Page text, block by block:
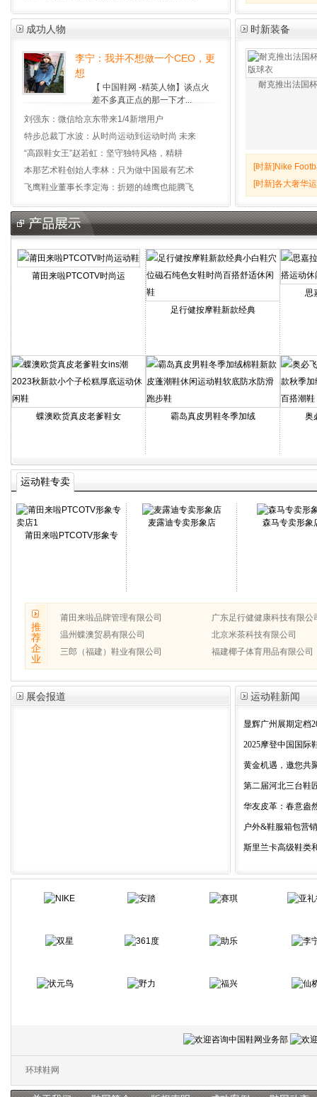
成功人物
李宁：我并不想做一个CEO，更
想
【 中国鞋网 -精英人物】谈点火
差不多真正点的那一下才...
刘强东：微信给京东带来1/4新增用户
特步总裁丁水波：从时尚运动到运动时尚 未来
“高跟鞋女王”赵若虹：坚守独特风格，精耕
本那艺术鞋创始人李林：只为做中国最有艺术
飞鹰鞋业董事长李定海：折翅的雄鹰也能腾飞
时新装备
耐克推出法国
[时新] Nike
[时新]各大奢华
莆田来啦PTCOTV时尚运
足行健按摩鞋新款经典
思
蝶澳欧货真皮老爹鞋女 霸岛真皮男鞋冬季加绒 奥
运动鞋专卖
店
莆田来啦PTCOTV形象专
麦露迪专卖形象店 森马专卖形象
推
荐
企
业
莆田来啦品牌管理有限公司
广东足行健健康科技有限公
温州蝶澳贸易有限公司
北京米茶科技有限公司
三郎（福建）鞋业有限公司
福建椰子体育用品有限公司
展会报道 运动鞋新闻
显辉广州展期定档
2025摩登中国国际
黄金机遇，邀您共
第二届河北三台鞋
华友皮革：春意盎
户外&鞋服箱包营
斯里兰卡高级鞋类
环球鞋网